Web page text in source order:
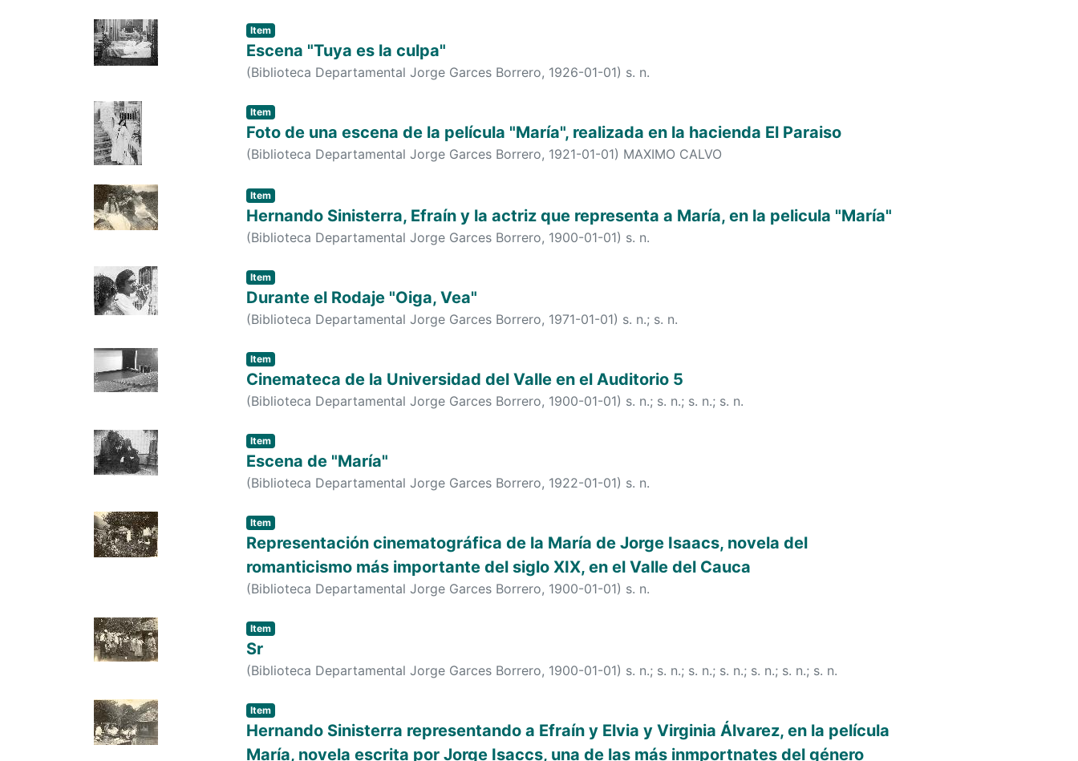
Item
Escena "Tuya es la culpa"
(Biblioteca Departamental Jorge Garces Borrero, 1926-01-01) s. n.
Item
Foto de una escena de la película "María", realizada en la hacienda El Paraiso
(Biblioteca Departamental Jorge Garces Borrero, 1921-01-01) MAXIMO CALVO
Item
Hernando Sinisterra, Efraín y la actriz que representa a María, en la pelicula "María"
(Biblioteca Departamental Jorge Garces Borrero, 1900-01-01) s. n.
Item
Durante el Rodaje "Oiga, Vea"
(Biblioteca Departamental Jorge Garces Borrero, 1971-01-01) s. n.; s. n.
Item
Cinemateca de la Universidad del Valle en el Auditorio 5
(Biblioteca Departamental Jorge Garces Borrero, 1900-01-01) s. n.; s. n.; s. n.; s. n.
Item
Escena de "María"
(Biblioteca Departamental Jorge Garces Borrero, 1922-01-01) s. n.
Item
Representación cinematográfica de la María de Jorge Isaacs, novela del
romanticismo más importante del siglo XIX, en el Valle del Cauca
(Biblioteca Departamental Jorge Garces Borrero, 1900-01-01) s. n.
Item
Sr
(Biblioteca Departamental Jorge Garces Borrero, 1900-01-01) s. n.; s. n.; s. n.; s. n.; s. n.; s. n.; s. n.
Item
Hernando Sinisterra representando a Efraín y Elvia y Virginia Álvarez, en la película
María, novela escrita por Jorge Isaccs, una de las más inmportnates del género